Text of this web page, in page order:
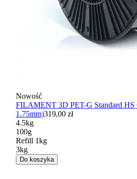
Nowość
FILAMENT 3D PET-G Standard HS
1.75mm)319,00 zł
4.5kg
100g
Refill 1kg
3kg
Do koszyka